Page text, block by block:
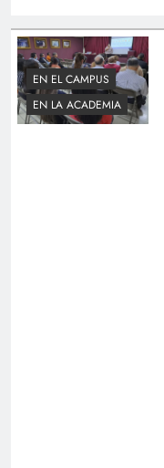
EN EL CAMPUS
EN LA ACADEMIA